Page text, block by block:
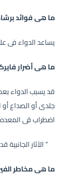
ما هى فوائد
يساعد الدواء فى
ما هى أضرار
قد يسبب الدواء
جلدى أو الصداع
اضطراب قى
” الآثار
ما هى مخاطر